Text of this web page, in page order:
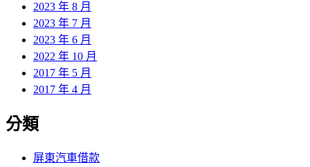
2023 年 8 月
2023 年 7 月
2023 年 6 月
2022 年 10 月
2017 年 5 月
2017 年 4 月
分類
屏東汽車借款